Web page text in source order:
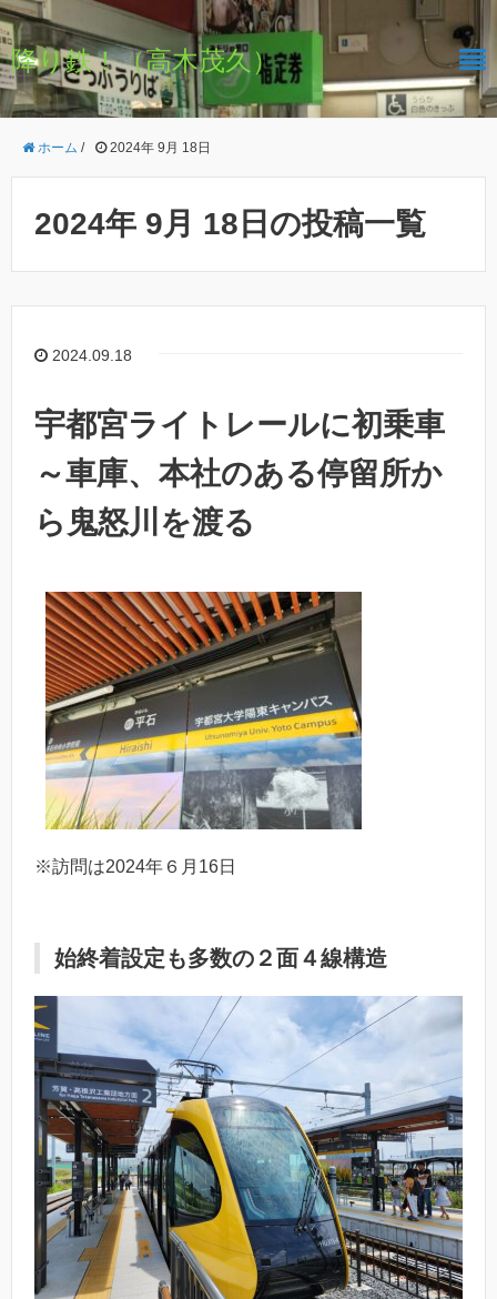
降り鉄！（高木茂久）
ホーム / 2024年 9月 18日
2024年 9月 18日の投稿一覧
2024.09.18
宇都宮ライトレールに初乗車
～車庫、本社のある停留所か
ら鬼怒川を渡る
※訪問は2024年６月16日
始終着設定も多数の２面４線構造